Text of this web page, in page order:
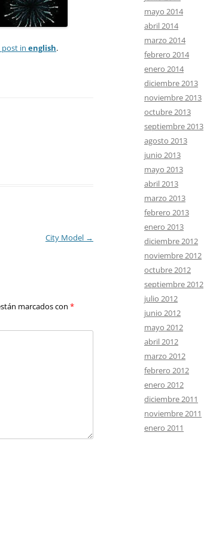
post in english.
City Model →
marcados con *
mayo 2014
abril 2014
marzo 2014
febrero 2014
enero 2014
diciembre 2013
noviembre 2013
octubre 2013
septiembre 2013
agosto 2013
junio 2013
mayo 2013
abril 2013
marzo 2013
febrero 2013
enero 2013
diciembre 2012
noviembre 2012
octubre 2012
septiembre 2012
julio 2012
junio 2012
mayo 2012
abril 2012
marzo 2012
febrero 2012
enero 2012
diciembre 2011
noviembre 2011
enero 2011